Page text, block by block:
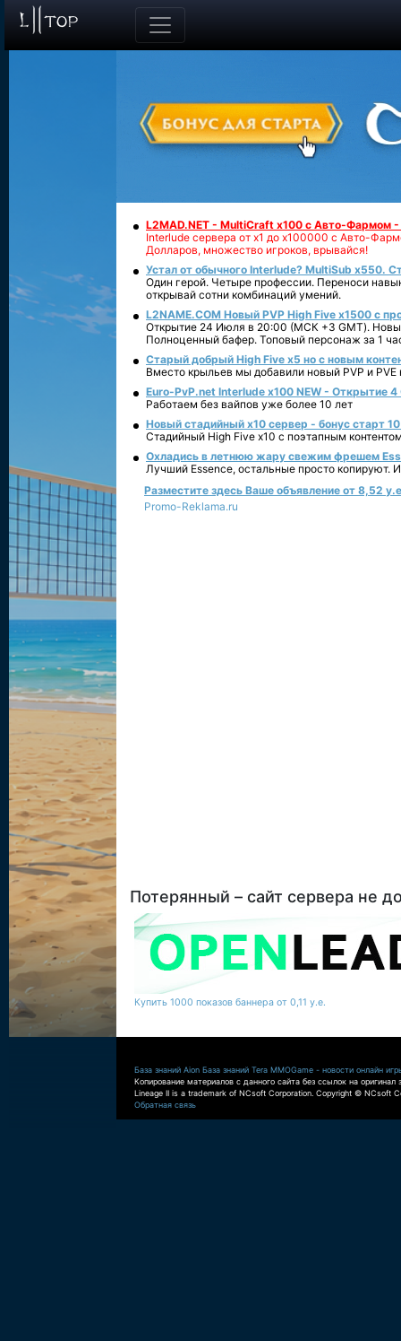
L2MAD.NET - MultiCraft x100 с Авто-Фармом
Interlude сервера от х1 до х100000 с Авто-
Долларов, множество игроков, врывайся!
Устал от обычного Interlude? MultiSub x550.
Один герой. Четыре профессии. Переноси
открывай сотни комбинаций умений.
L2NAME.COM Новый PVP High Five x1500 с
Открытие 24 Июля в 20:00 (МСК +3 GMT).
Полноценный бафер. Топовый персонаж за 1
Старый добрый High Five x5 но с новым
Вместо крыльев мы добавили новый PVP и PVE
Euro-PvP.net Interlude х100 NEW - Открытие 4
Работаем без вайпов уже более 10 лет
Новый стадийный х10 сервер - бонус старт
Стадийный High Five x10 с поэтапным
Охладись в летнюю жару свежим фрешем
Лучший Essence, остальные просто копируют.
Разместите здесь Ваше объявление от 8,52
Promo-Reklama.ru
Потерянный – сайт сервера не
Купить 1000 показов баннера от 0,11 у.е.
База знаний Aion База знаний Tera MMOGame - новости онлайн
Копирование материалов с данного сайта без ссылок на оригинал
Lineage II is a trademark of NCsoft Corporation. Copyright © NCsoft
Обратная связь